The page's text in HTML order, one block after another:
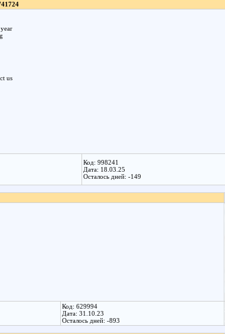
us
Код: 998241
Дата: 18.03.25
Осталось дней: -149
Код: 629994
Дата: 31.10.23
Осталось дней: -893